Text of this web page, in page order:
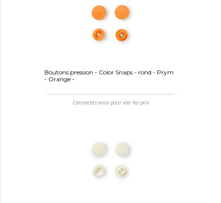
Boutons pression - Color Snaps - rond - Prym
- Orange -
Connectez-vous pour voir les prix